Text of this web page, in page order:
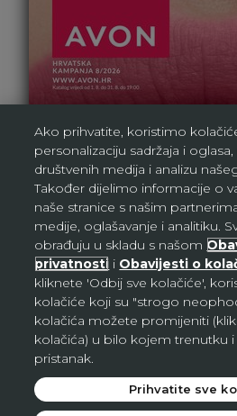
Ako prihvatite, koristimo
personalizaciju sadržaja i
društvenih medija i analizu
Također dijelimo informacije o
naše stranice s našim
medije, oglašavanje i analitiku.
obrađuju u skladu s našom
privatnosti i Obavijesti o
kliknete 'Odbij sve kolačiće',
kolačiće koji su "strogo
kolačića možete promijeniti
kolačića) u bilo kojem trenutku
pristanak.
Prihvatite sve